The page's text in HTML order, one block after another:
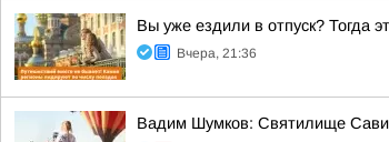
Вы уже ездили в отпуск? Тогда
Вчера, 21:36
Вадим Шумков: Святилище